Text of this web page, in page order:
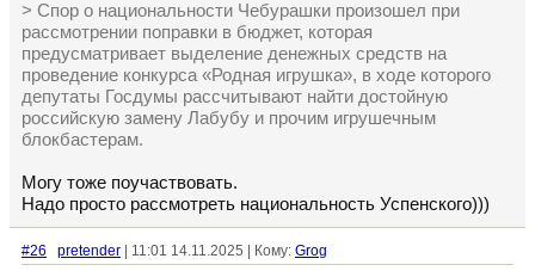
> Спор о национальности Чебурашки произошел при
рассмотрении поправки в бюджет, которая
предусматривает выделение денежных средств на
проведение конкурса «Родная игрушка», в ходе которого
депутаты Госдумы рассчитывают найти достойную
российскую замену Лабубу и прочим игрушечным
блокбастерам.
Могу тоже поучаствовать.
Надо просто рассмотреть национальность Успенского)))
#26 pretender | 11:01 14.11.2025 | Кому: Grog